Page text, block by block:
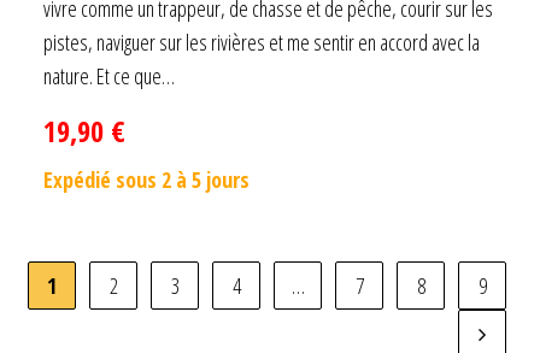
vivre comme un trappeur, de chasse et de pêche, courir sur les
pistes, naviguer sur les rivières et me sentir en accord avec la
nature. Et ce que…
19,90 €
Expédié sous 2 à 5 jours
1 2 3 4 … 7 8 9